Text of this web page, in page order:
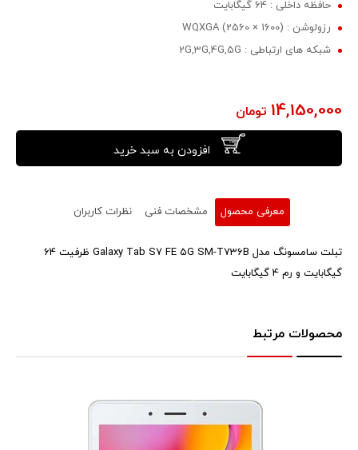
حافظه داخلی : 64 گیگابایت
رزولوشن : (1600 × 2560) WQXGA
شبکه های ارتباطی : 2G,3G,4G,5G
14,150,000 تومان
معرفی محصول مشخصات فنی نظرات کاربران
تبلت سامسونگ مدل Galaxy Tab S7 FE 5G SM-T736B ظرفیت 64
گیگابایت و رم 4 گیگابایت
محصولات مرتبط